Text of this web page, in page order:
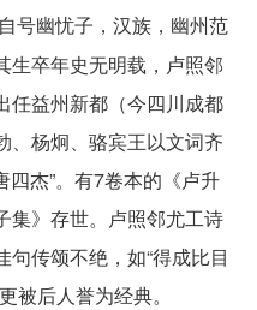
号幽忧子，汉族，幽州范
生卒年史无明载，卢照邻
任益州新都（今四川成都
、杨炯、骆宾王以文词齐
四杰”。有7卷本的《卢升
集》存世。卢照邻尤工诗
传颂不绝，如“得成比目
被后人誉为经典。